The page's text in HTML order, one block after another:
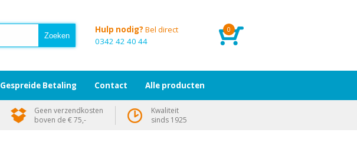
0
Hulp nodig? Bel direct
0342 42 40 44
Gespreide Betaling Contact Alle producten
Geen verzendkosten
boven de € 75,-
Kwaliteit
sinds 1925